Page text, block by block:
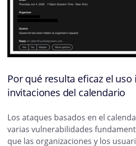
Por qué resulta eficaz el
invitaciones del calendario
Los ataques basados en el
varias vulnerabilidades
que las organizaciones y los